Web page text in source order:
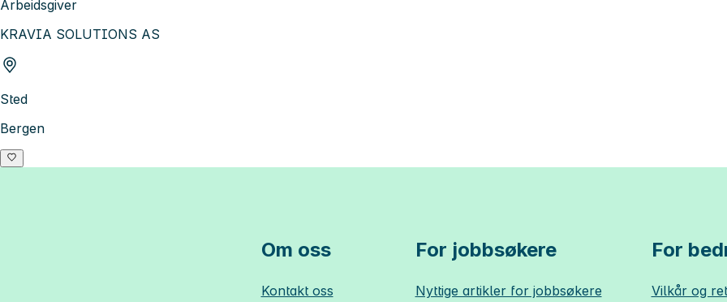
Arbeidsgiver
KRAVIA SOLUTIONS AS
Sted
Bergen
Om oss
Kontakt oss
For jobbsøkere
Nyttige artikler for jobbsøkere
For
Vilkår og